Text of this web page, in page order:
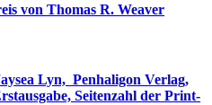
von Thomas R. Weaver
Lyn, ‎ Penhaligon Verlag,
Seitenzahl der Print-